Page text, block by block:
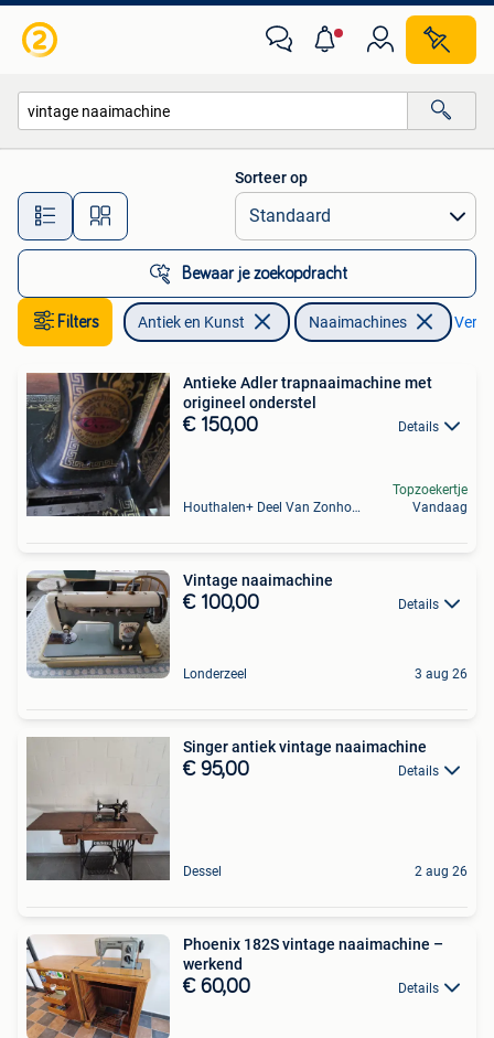
Alle afstanden…
Sorteer op
Bewaar je zoekopdracht
Filters Antiek en Kunst Naaimachines
Antieke Adler trapnaaimachine met
origineel onderstel
€ 150,00 Details
Houthalen+ Deel Van Zonhoven En Zolder
Topzoekertje
Vandaag
Vintage naaimachine
€ 100,00 Details
Londerzeel 3 aug 26
Singer antiek vintage naaimachine
€ 95,00 Details
Dessel 2 aug 26
Phoenix 182S vintage naaimachine –
werkend
€ 60,00 Details